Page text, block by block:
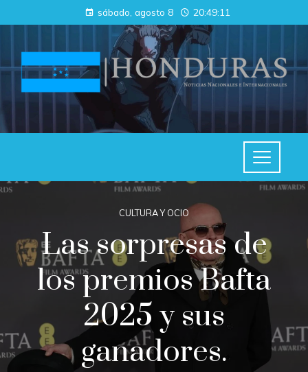
sábado, agosto 8 20:49:12
CULTURA Y OCIO
Las sorpresas de
los premios Bafta
2025 y sus
ganadores.